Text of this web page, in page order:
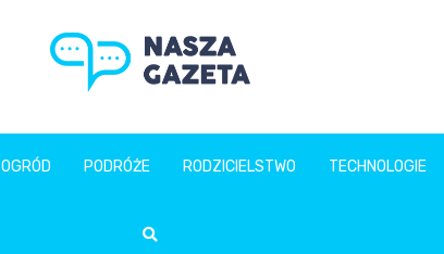
naszagazeta.pl
OGRÓD PODRÓŻE RODZICIELSTWO TECHNOLOGIE